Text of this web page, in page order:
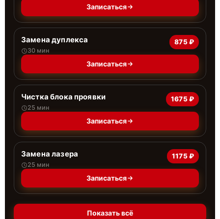
Записаться
Замена дуплекса
30 мин
875 ₽
Записаться
Чистка блока проявки
25 мин
1675 ₽
Записаться
Замена лазера
25 мин
1175 ₽
Записаться
Показать всё